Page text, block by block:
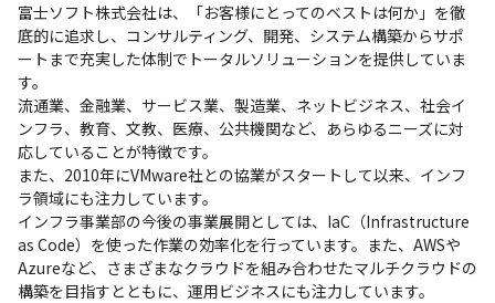
富士ソフト株式会社は、「お客様にとってのベストは何か」を徹
底的に追求し、コンサルティング、開発、システム構築からサポ
ートまで充実した体制でトータルソリューションを提供していま
す。
流通業、金融業、サービス業、製造業、ネットビジネス、社会イ
ンフラ、教育、文教、医療、公共機関など、あらゆるニーズに対
応していることが特徴です。
また、2010年にVMware社との協業がスタートして以来、インフ
ラ領域にも注力しています。
インフラ事業部の今後の事業展開としては、IaC（Infrastructure
as Code）を使った作業の効率化を行っています。また、AWSや
Azureなど、さまざまなクラウドを組み合わせたマルチクラウドの
構築を目指すとともに、運用ビジネスにも注力しています。